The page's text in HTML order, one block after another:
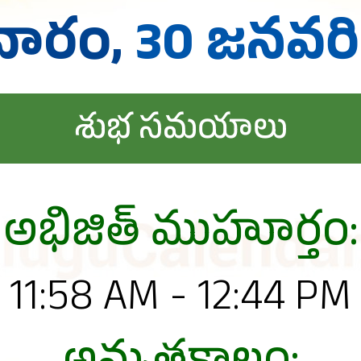
30 జనవరి
శుభ సమయాలు
అభిజిత్ ముహూర్తం:
11:58 AM - 12:44 PM